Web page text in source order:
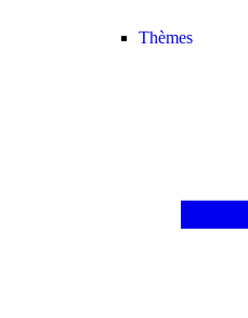
Thèmes